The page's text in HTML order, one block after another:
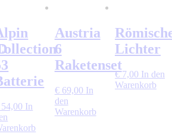
54,00 In
Austria
6
Raketenset
€69,00 In
den
Warenkorb
Lichter
€7,00 In den
Warenkorb